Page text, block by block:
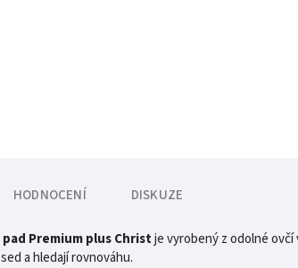
HODNOCENÍ DISKUZE
Premium plus Christje vyrobený z odolné
a hledají rovnováhu.